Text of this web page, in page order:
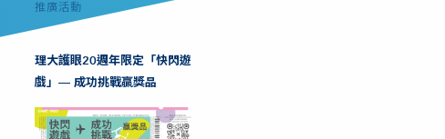
推廣活動
理大護眼20週年限定「快閃遊
戲」— 成功挑戰贏獎品